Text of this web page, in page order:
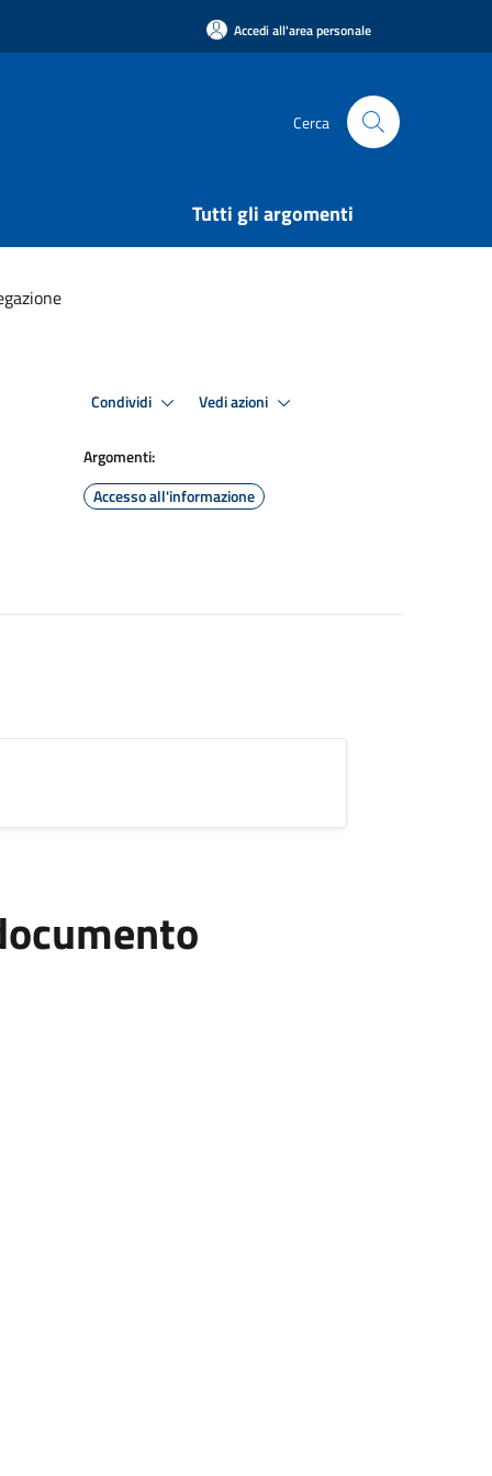
Accedi all'area personale
Cerca
Tutti gli argomenti
Condividi Vedi azioni
Argomenti:
Accesso all'informazione